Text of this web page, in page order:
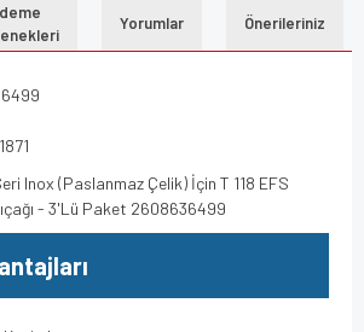
Yorumlar Önerileriniz
Inox (Paslanmaz Çelik) İçin T 118 EFS
- 3'Lü Paket 2608636499